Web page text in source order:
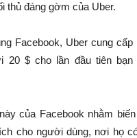
thủ đáng gờm của Uber.
Facebook, Uber cung cấp
20 $ cho lần đầu tiên bạn
của Facebook nhằm
cho người dùng, nơi họ